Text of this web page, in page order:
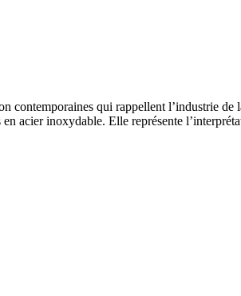
qui rappellent l’industrie
acier inoxydable. Elle représente